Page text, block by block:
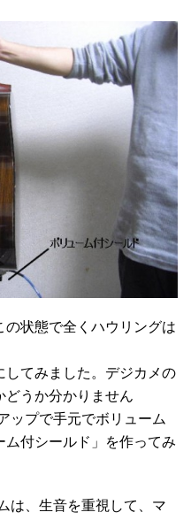
状態で全くハウリングは
してみました。デジカメの
どうか分かりません
ップで手元でボリューム
付シールド」を作ってみ
は、生音を重視して、マ